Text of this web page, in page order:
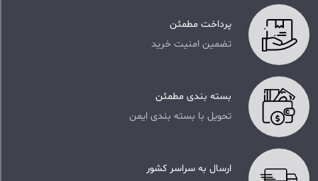
پرداخت مطمئن
تضمین امنیت خرید
بسته بندی مطمئن
تحویل با بسته بندی ایمن
ارسال به سراسر کشور